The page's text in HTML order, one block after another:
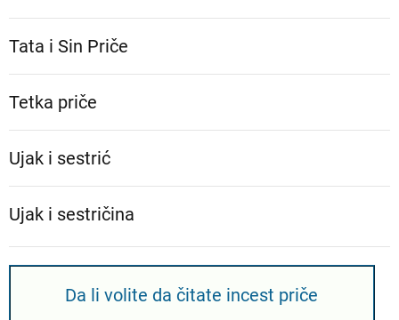
Tata i Sin Priče
Tetka priče
Ujak i sestrić
Ujak i sestričina
Da li volite da čitate incest priče